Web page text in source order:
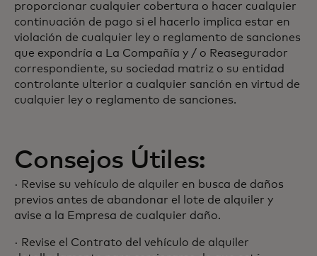
proporcionar cualquier cobertura o hacer cualquier
continuación de pago si el hacerlo implica estar en
violación de cualquier ley o reglamento de sanciones
que expondría a La Compañía y / o Reasegurador
correspondiente, su sociedad matriz o su entidad
controlante ulterior a cualquier sanción en virtud de
cualquier ley o reglamento de sanciones.
Consejos Útiles:
· Revise su vehículo de alquiler en busca de daños
previos antes de abandonar el lote de alquiler y
avise a la Empresa de cualquier daño.
· Revise el Contrato del vehículo de alquiler